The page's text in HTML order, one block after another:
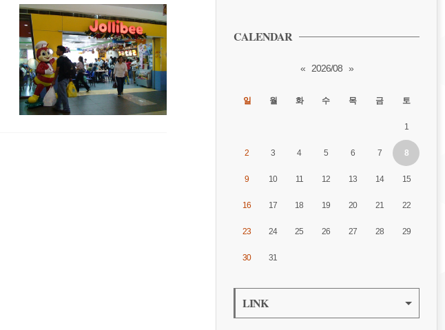
CALENDAR
« 2026/08 »
일 월 화 수 목 금 토
1
2 3 4 5 6 7 8
9 10 11 12 13 14 15
16 17 18 19 20 21 22
23 24 25 26 27 28 29
30 31
LINK